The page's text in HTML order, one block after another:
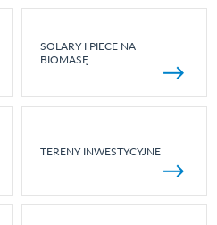
SOLARY I PIECE NA
BIOMASĘ
TERENY INWESTYCYJNE